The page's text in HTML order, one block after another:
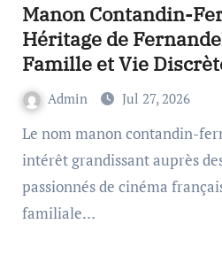
Manon Contandin-
Héritage de
Famille et Vie
Admin Jul 27, 2026
Le nom manon contandin-fernandel suscite un
intérêt grandissant auprès
passionnés de cinéma
familiale…